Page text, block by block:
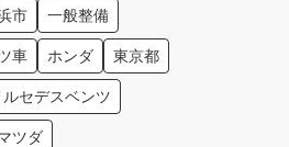
市 一般整備
車 ホンダ 東京都
ルセデスベンツ
ツダ